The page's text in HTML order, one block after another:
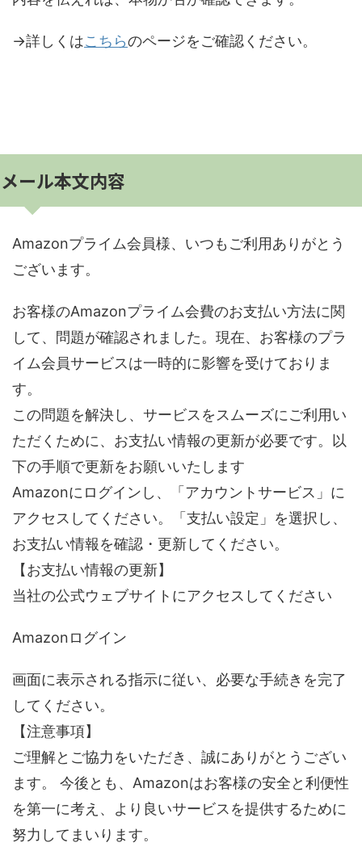
→詳しくはこちらのページをご確認ください。
メール本文内容
Amazonプライム会員様、いつもご利用ありがとう
ございます。
お客様のAmazonプライム会費のお支払い方法に関
して、問題が確認されました。現在、お客様のプラ
イム会員サービスは一時的に影響を受けておりま
す。
この問題を解決し、サービスをスムーズにご利用い
ただくために、お支払い情報の更新が必要です。以
下の手順で更新をお願いいたします
Amazonにログインし、「アカウントサービス」に
アクセスしてください。「支払い設定」を選択し、
お支払い情報を確認・更新してください。
【お支払い情報の更新】
当社の公式ウェブサイトにアクセスしてください
Amazonログイン
画面に表示される指示に従い、必要な手続きを完了
してください。
【注意事項】
ご理解とご協力をいただき、誠にありがとうござい
ます。 今後とも、Amazonはお客様の安全と利便性
を第一に考え、より良いサービスを提供するために
努力してまいります。